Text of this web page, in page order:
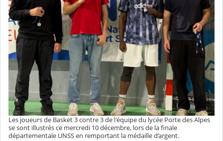
Les joueurs de Basket 3 contre 3 de l'équipe du lycée Porte des Alpes
se sont illustrés ce mercredi 10 décembre, lors de la finale
départementale UNSS en remportant la médaille d’argent.